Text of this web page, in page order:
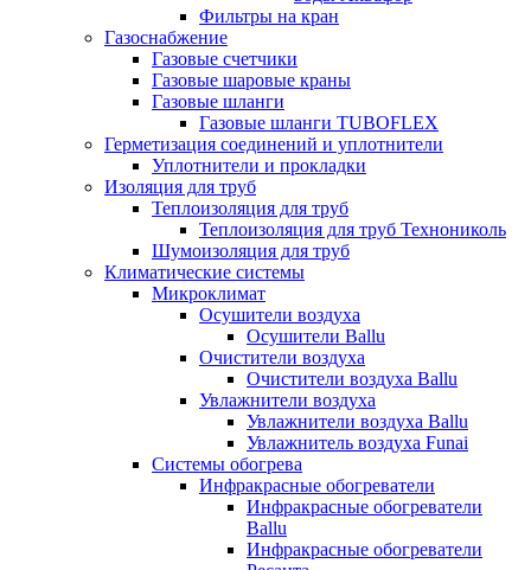
Фильтры на кран
Газоснабжение
Газовые счетчики
Газовые шаровые краны
Газовые шланги
Газовые шланги TUBOFLEX
Герметизация соединений и уплотнители
Уплотнители и прокладки
Изоляция для труб
Теплоизоляция для труб
Теплоизоляция для труб Технониколь
Шумоизоляция для труб
Климатические системы
Микроклимат
Осушители воздуха
Осушители Ballu
Очистители воздуха
Очистители воздуха Ballu
Увлажнители воздуха
Увлажнители воздуха Ballu
Увлажнитель воздуха Funai
Системы обогрева
Инфракрасные обогреватели
Инфракрасные обогреватели
Ballu
Инфракрасные обогреватели